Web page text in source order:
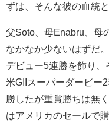
ずは、そんな彼の血統
父Soto、母Enabru、母
なかなか少ないはずだ
デビュー5連勝を飾り、
米GIIスーパーダービー
勝したが重賞勝ちは無
はアメリカのセールで